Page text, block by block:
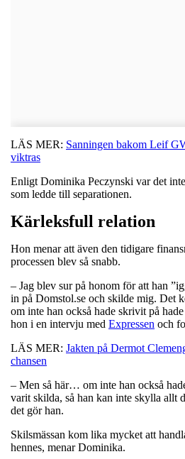
LÄS MER: Sanningen bakom Leif
viktras
Enligt Dominika Peczynski var det
som ledde till separationen.
Kärleksfull relation
Hon menar att även den tidigare
processen blev så snabb.
– Jag blev sur på honom för att han
in på Domstol.se och skilde mig. Det
om inte han också hade skrivit på
hon i en intervju med Expressen och
LÄS MER: Jakten på Dermot
chansen
– Men så här… om inte han också
varit skilda, så han kan inte skylla allt
det gör han.
Skilsmässan kom lika mycket att
hennes, menar Dominika.